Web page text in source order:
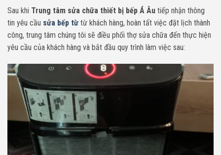
Sau khi Trung tâm sửa chữa thiết bị bếp Á Âu tiếp nhận thông
tin yêu cầu sửa bếp từ từ khách hàng, hoàn tất việc đặt lịch thành
công, trung tâm chúng tôi sẽ điều phối thợ sửa chữa đến thực hiện
yêu cầu của khách hàng và bắt đầu quy trình làm việc sau: